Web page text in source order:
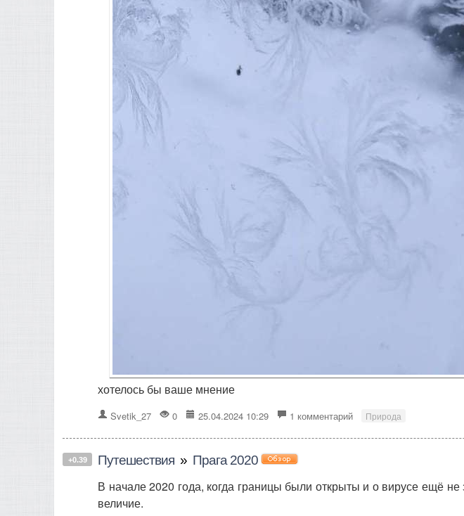
хотелось бы ваше мнение
Svetik_27 0 25.04.2024 10:29 1 комментарий Природа
+0.39 Путешествия » Прага 2020
В начале 2020 года, когда границы были открыты и о вирусе ещё
величие.